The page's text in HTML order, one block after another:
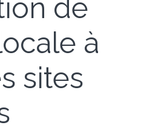
de
à
sites